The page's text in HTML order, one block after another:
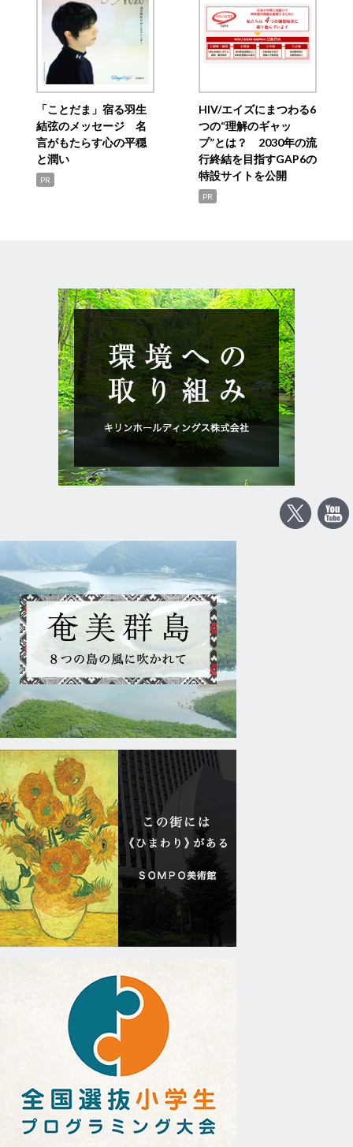
「ことだま」宿る羽生
結弦のメッセージ 名
言がもたらす心の平穏
と潤い
PR
HIV/エイズにまつわる6
つの“理解のギャッ
プ”とは？ 2030年の流
行終結を目指すGAP6の
特設サイトを公開
PR